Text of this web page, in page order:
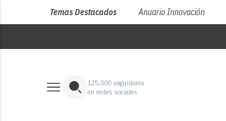
Temas Destacados Anuario Innovación
125,000 seguidores
en redes sociales